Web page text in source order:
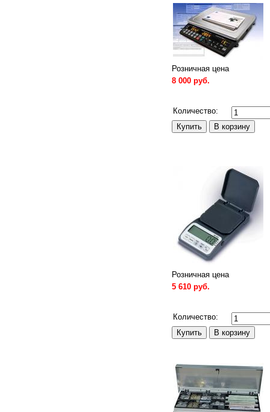
Розничная цена
8 000 руб.
Количество:
Розничная цена
5 610 руб.
Количество: